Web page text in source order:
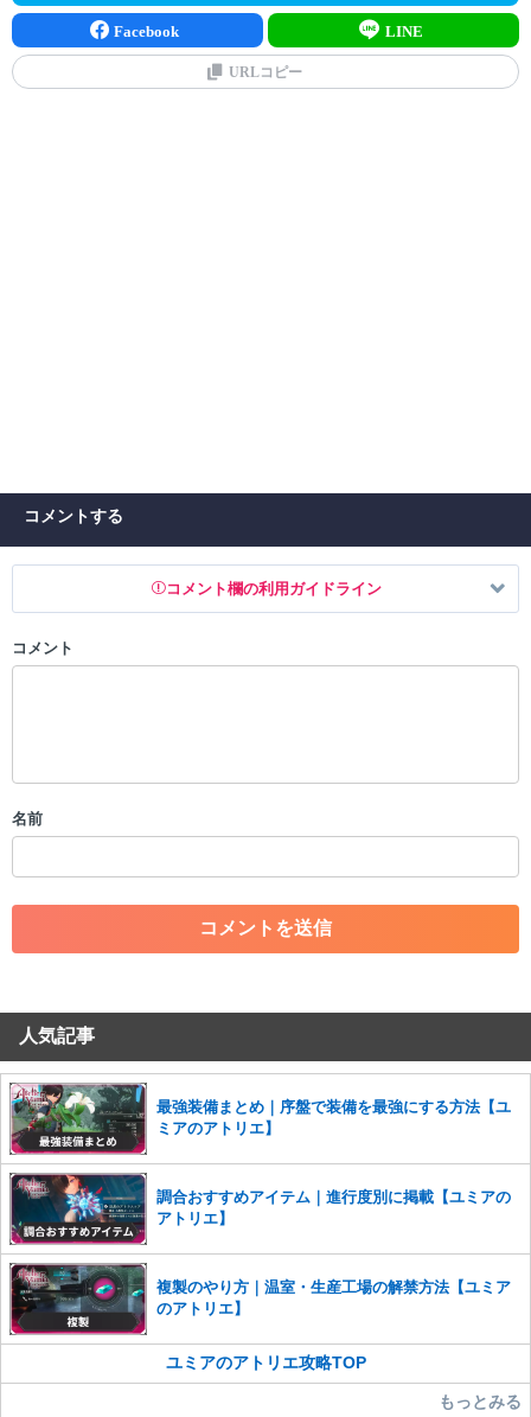
Facebook LINE
URLコピー
コメントする
コメント欄の利用ガイドライン
以下の書き込みを禁止とし、場合によってはコメント削除や書き込み制
・一度削除された投稿を再び投稿すること
・アカウントの売買など金銭が絡む内容の投稿
・各ゲームのネタバレを含む内容の投稿
・その他、管理者が不適切と判断した投稿
コメントの削除を申請する
せていただきます。ご了承ください。
※一度削除したコメントは復元ができませんのでご注意くだ
さい。
また、過度な利用規約の違反や、弊社に損害の及ぶ内容の書き込みがあ
った場合は、法的措置をとらせていただく場合もございますので、あら
かじめご理解くださいませ。
コメント
名前
人気記事
最強装備まとめ｜序盤で装備を最強にする方法【ユ
ミアのアトリエ】
調合おすすめアイテム｜進行度別に掲載【ユミアの
アトリエ】
複製のやり方｜温室・生産工場の解禁方法【ユミア
のアトリエ】
ユミアのアトリエ攻略TOP
もっとみる